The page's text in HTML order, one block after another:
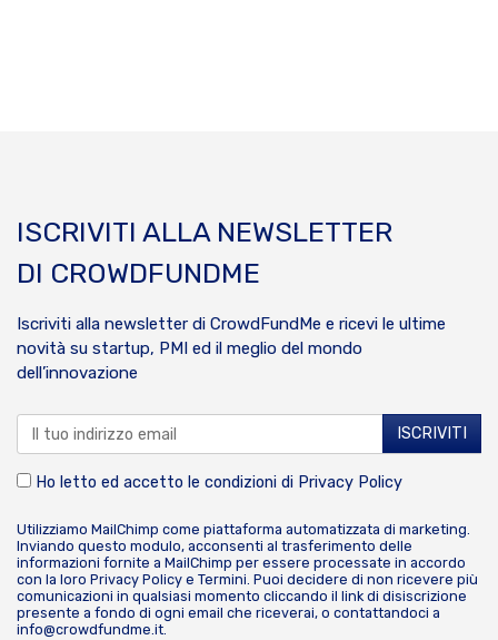
ISCRIVITI ALLA NEWSLETTER
DI CROWDFUNDME
Iscriviti alla newsletter di CrowdFundMe e ricevi le ultime
novità su startup, PMI ed il meglio del mondo
dell’innovazione
Ho letto ed accetto le condizioni di Privacy Policy
Utilizziamo MailChimp come piattaforma automatizzata di marketing.
Inviando questo modulo, acconsenti al trasferimento delle
informazioni fornite a MailChimp per essere processate in accordo
con la loro Privacy Policy e Termini. Puoi decidere di non ricevere più
comunicazioni in qualsiasi momento cliccando il link di disiscrizione
presente a fondo di ogni email che riceverai, o contattandoci a
info@crowdfundme.it.